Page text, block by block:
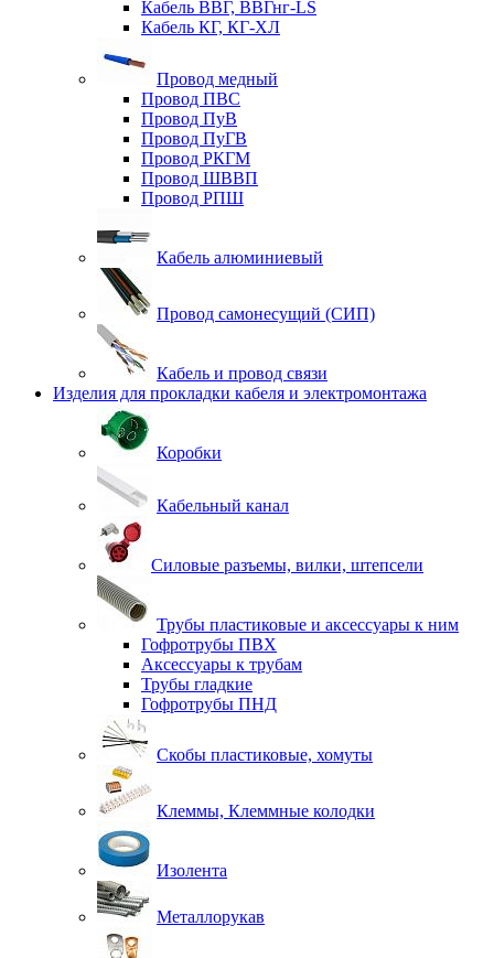
Кабель ВВГ, ВВГнг-LS
Кабель КГ, КГ-ХЛ
Провод медный
Провод ПВС
Провод ПуВ
Провод ПуГВ
Провод РКГМ
Провод ШВВП
Провод РПШ
Кабель алюминиевый
Провод самонесущий (СИП)
Кабель и провод связи
Изделия для прокладки кабеля и электромонтажа
Коробки
Кабельный канал
Силовые разъемы, вилки, штепсели
Трубы пластиковые и аксессуары к ним
Гофротрубы ПВХ
Аксессуары к трубам
Трубы гладкие
Гофротрубы ПНД
Скобы пластиковые, хомуты
Клеммы, Клеммные колодки
Изолента
Металлорукав